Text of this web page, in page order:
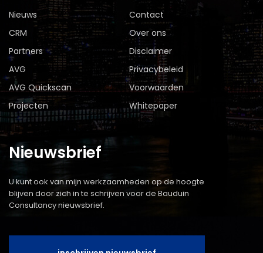
Nieuws
Contact
CRM
Over ons
Partners
Disclaimer
AVG
Privacybeleid
AVG Quickscan
Voorwaarden
Projecten
Whitepaper
Nieuwsbrief
U kunt ook van mijn werkzaamheden op de hoogte
blijven door zich in te schrijven voor de Bauduin
Consultancy nieuwsbrief.